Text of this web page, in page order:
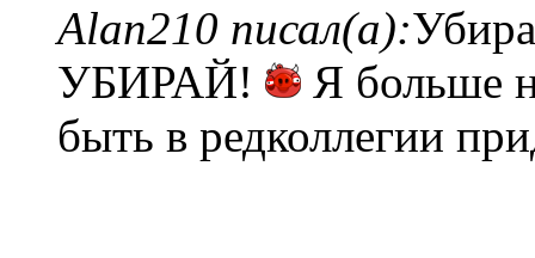
Alan210 писал(а):
УБИРАЙ!
Я больше
быть в редколлегии